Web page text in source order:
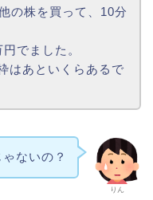
の株を買って、10分
でました。
はあといくらあるで
りん
ないの？